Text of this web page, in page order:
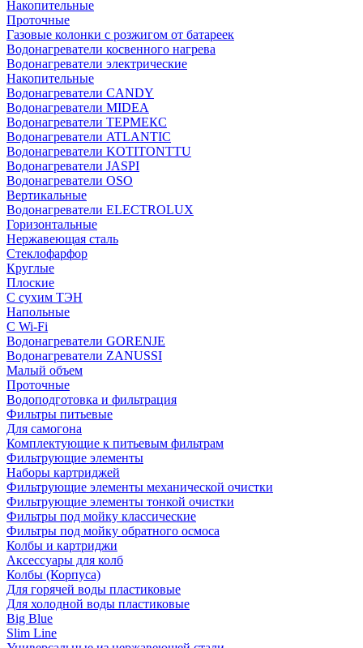
Накопительные
Проточные
Газовые колонки с розжигом от батареек
Водонагреватели косвенного нагрева
Водонагреватели электрические
Накопительные
Водонагреватели CANDY
Водонагреватели MIDEA
Водонагреватели ТЕРМЕКС
Водонагреватели ATLANTIC
Водонагреватели KOTITONTTU
Водонагреватели JASPI
Водонагреватели OSO
Вертикальные
Водонагреватели ELECTROLUX
Горизонтальные
Нержавеющая сталь
Стеклофарфор
Круглые
Плоские
С сухим ТЭН
Напольные
С Wi-Fi
Водонагреватели GORENJE
Водонагреватели ZANUSSI
Малый объем
Проточные
Водоподготовка и фильтрация
Фильтры питьевые
Для самогона
Комплектующие к питьевым фильтрам
Фильтрующие элементы
Наборы картриджей
Фильтрующие элементы механической очистки
Фильтрующие элементы тонкой очистки
Фильтры под мойку классические
Фильтры под мойку обратного осмоса
Колбы и картриджи
Аксессуары для колб
Колбы (Корпуса)
Для горячей воды пластиковые
Для холодной воды пластиковые
Big Blue
Slim Line